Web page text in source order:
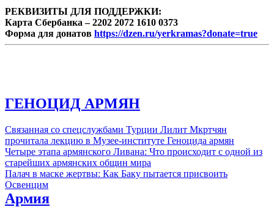
РЕКВИЗИТЫ ДЛЯ ПОДДЕРЖКИ:
Карта Сбербанка – 2202 2072 1610 0373
Форма для донатов https://dzen.ru/yerkramas?donate=true
ГЕНОЦИД АРМЯН
Связанная со спецслужбами Турции Лилит Мкртчян
прочитала лекцию в Музее-институте Геноцида армян
Четыре этапа армянского Ливана: Что происходит с одной из
старейших армянских общин мира
Палач в маске жертвы: Как Баку пытается присвоить
Освенцим
Армия